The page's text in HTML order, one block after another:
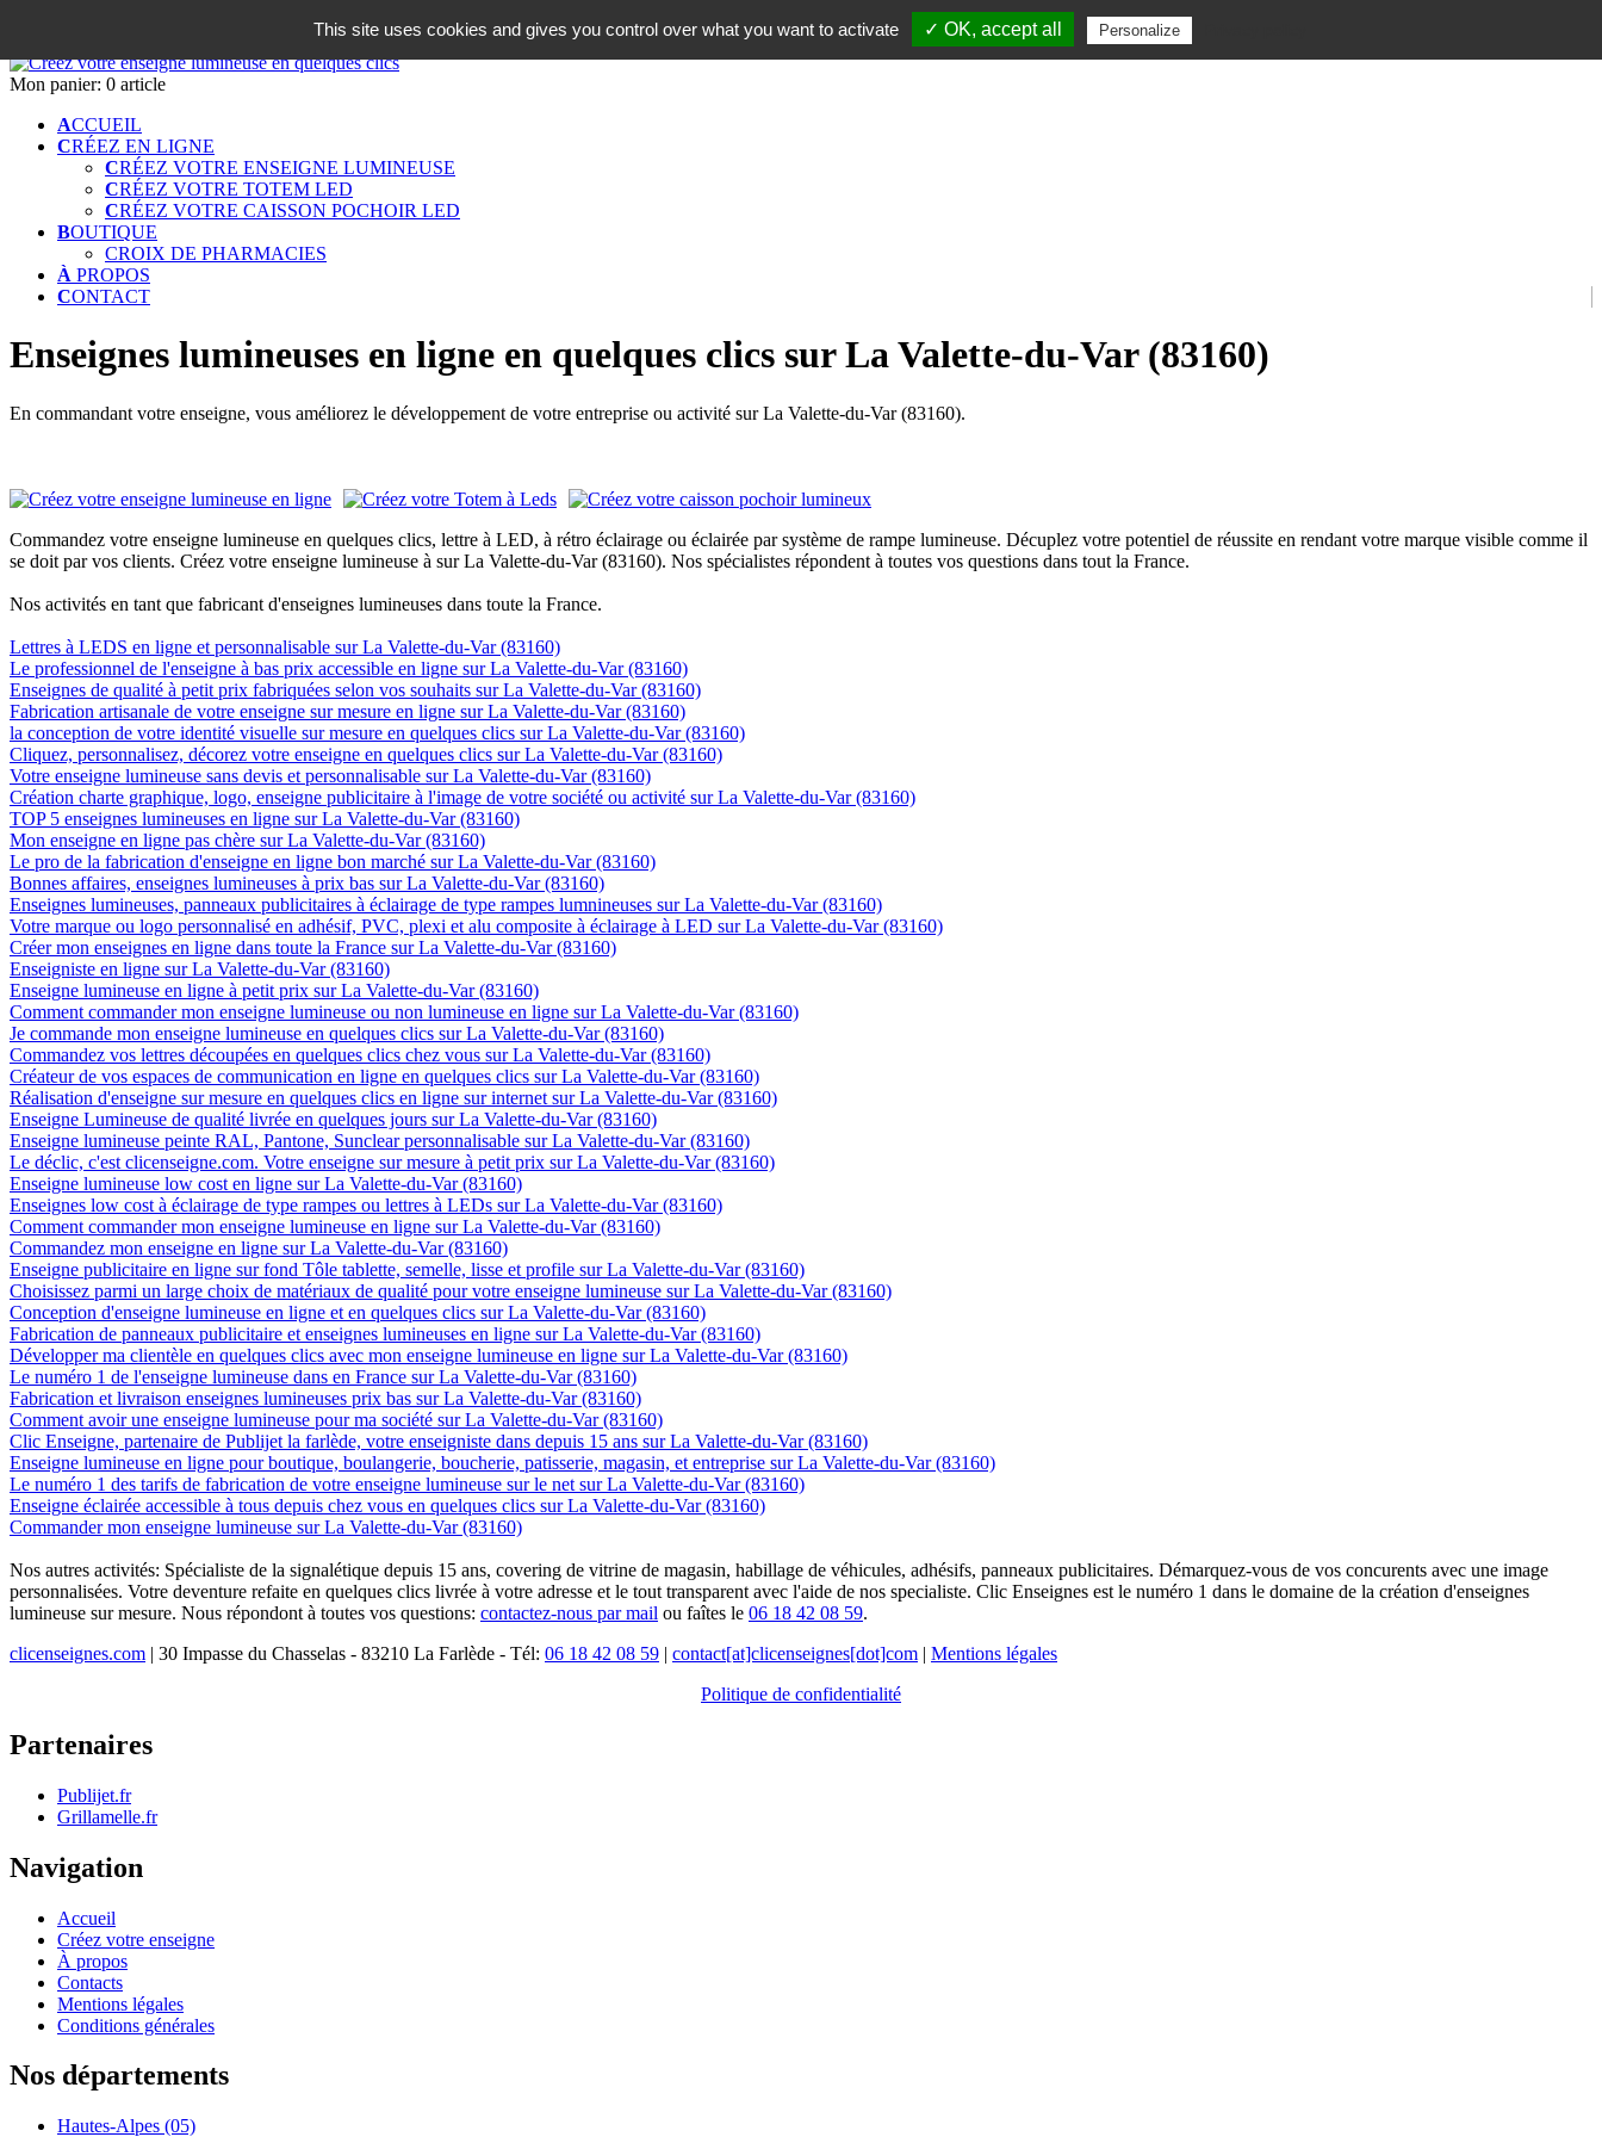
Mon panier: 0 article
ACCUEIL
CRÉEZ EN LIGNE
CRÉEZ VOTRE ENSEIGNE LUMINEUSE
CRÉEZ VOTRE TOTEM LED
CRÉEZ VOTRE CAISSON POCHOIR LED
BOUTIQUE
CROIX DE PHARMACIES
À PROPOS
CONTACT
Enseignes lumineuses en ligne en quelques clics sur La Valette-du-Var (83160)
En commandant votre enseigne, vous améliorez le développement de votre entreprise ou activité sur La Valette-du-Var (83160).
Commandez votre enseigne lumineuse en quelques clics, lettre à LED, à rétro éclairage ou éclairée par système de rampe lumineuse. Décuplez votre potentiel de réussite en rendant votre marque visible comme il
se doit par vos clients. Créez votre enseigne lumineuse à sur La Valette-du-Var (83160). Nos spécialistes répondent à toutes vos questions dans tout la France.
Nos activités en tant que fabricant d'enseignes lumineuses dans toute la France.
Lettres à LEDS en ligne et personnalisable sur La Valette-du-Var (83160)
Le professionnel de l'enseigne à bas prix accessible en ligne sur La Valette-du-Var (83160)
Enseignes de qualité à petit prix fabriquées selon vos souhaits sur La Valette-du-Var (83160)
Fabrication artisanale de votre enseigne sur mesure en ligne sur La Valette-du-Var (83160)
la conception de votre identité visuelle sur mesure en quelques clics sur La Valette-du-Var (83160)
Cliquez, personnalisez, décorez votre enseigne en quelques clics sur La Valette-du-Var (83160)
Votre enseigne lumineuse sans devis et personnalisable sur La Valette-du-Var (83160)
Création charte graphique, logo, enseigne publicitaire à l'image de votre société ou activité sur La Valette-du-Var (83160)
TOP 5 enseignes lumineuses en ligne sur La Valette-du-Var (83160)
Mon enseigne en ligne pas chère sur La Valette-du-Var (83160)
Le pro de la fabrication d'enseigne en ligne bon marché sur La Valette-du-Var (83160)
Bonnes affaires, enseignes lumineuses à prix bas sur La Valette-du-Var (83160)
Enseignes lumineuses, panneaux publicitaires à éclairage de type rampes lumnineuses sur La Valette-du-Var (83160)
Votre marque ou logo personnalisé en adhésif, PVC, plexi et alu composite à éclairage à LED sur La Valette-du-Var (83160)
Créer mon enseignes en ligne dans toute la France sur La Valette-du-Var (83160)
Enseigniste en ligne sur La Valette-du-Var (83160)
Enseigne lumineuse en ligne à petit prix sur La Valette-du-Var (83160)
Comment commander mon enseigne lumineuse ou non lumineuse en ligne sur La Valette-du-Var (83160)
Je commande mon enseigne lumineuse en quelques clics sur La Valette-du-Var (83160)
Commandez vos lettres découpées en quelques clics chez vous sur La Valette-du-Var (83160)
Créateur de vos espaces de communication en ligne en quelques clics sur La Valette-du-Var (83160)
Réalisation d'enseigne sur mesure en quelques clics en ligne sur internet sur La Valette-du-Var (83160)
Enseigne Lumineuse de qualité livrée en quelques jours sur La Valette-du-Var (83160)
Enseigne lumineuse peinte RAL, Pantone, Sunclear personnalisable sur La Valette-du-Var (83160)
Le déclic, c'est clicenseigne.com. Votre enseigne sur mesure à petit prix sur La Valette-du-Var (83160)
Enseigne lumineuse low cost en ligne sur La Valette-du-Var (83160)
Enseignes low cost à éclairage de type rampes ou lettres à LEDs sur La Valette-du-Var (83160)
Comment commander mon enseigne lumineuse en ligne sur La Valette-du-Var (83160)
Commandez mon enseigne en ligne sur La Valette-du-Var (83160)
Enseigne publicitaire en ligne sur fond Tôle tablette, semelle, lisse et profile sur La Valette-du-Var (83160)
Choisissez parmi un large choix de matériaux de qualité pour votre enseigne lumineuse sur La Valette-du-Var (83160)
Conception d'enseigne lumineuse en ligne et en quelques clics sur La Valette-du-Var (83160)
Fabrication de panneaux publicitaire et enseignes lumineuses en ligne sur La Valette-du-Var (83160)
Développer ma clientèle en quelques clics avec mon enseigne lumineuse en ligne sur La Valette-du-Var (83160)
Le numéro 1 de l'enseigne lumineuse dans en France sur La Valette-du-Var (83160)
Fabrication et livraison enseignes lumineuses prix bas sur La Valette-du-Var (83160)
Comment avoir une enseigne lumineuse pour ma société sur La Valette-du-Var (83160)
Clic Enseigne, partenaire de Publijet la farlède, votre enseigniste dans depuis 15 ans sur La Valette-du-Var (83160)
Enseigne lumineuse en ligne pour boutique, boulangerie, boucherie, patisserie, magasin, et entreprise sur La Valette-du-Var (83160)
Le numéro 1 des tarifs de fabrication de votre enseigne lumineuse sur le net sur La Valette-du-Var (83160)
Enseigne éclairée accessible à tous depuis chez vous en quelques clics sur La Valette-du-Var (83160)
Commander mon enseigne lumineuse sur La Valette-du-Var (83160)
Nos autres activités: Spécialiste de la signalétique depuis 15 ans, covering de vitrine de magasin, habillage de véhicules, adhésifs, panneaux publicitaires. Démarquez-vous de vos concurents avec une image
personnalisées. Votre deventure refaite en quelques clics livrée à votre adresse et le tout transparent avec l'aide de nos specialiste. Clic Enseignes est le numéro 1 dans le domaine de la création d'enseignes
lumineuse sur mesure. Nous répondont à toutes vos questions: contactez-nous par mail ou faîtes le 06 18 42 08 59.
clicenseignes.com | 30 Impasse du Chasselas - 83210 La Farlède - Tél: 06 18 42 08 59 | contact[at]clicenseignes[dot]com | Mentions légales
Politique de confidentialité
Partenaires
Publijet.fr
Grillamelle.fr
Navigation
Accueil
Créez votre enseigne
À propos
Contacts
Mentions légales
Conditions générales
Nos départements
Hautes-Alpes (05)
This site uses cookies and gives you control over what you want to activate ✓ OK, accept all Personalize